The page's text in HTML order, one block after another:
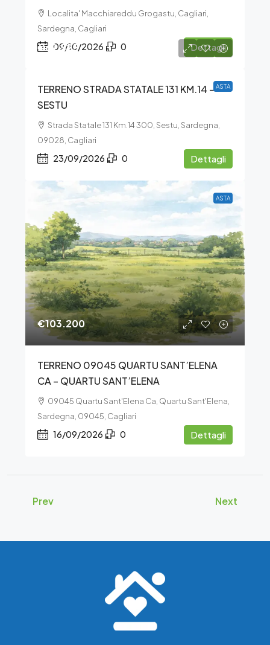
Localita' Macchiareddu Grogastu, Cagliari,
Sardegna, Cagliari
09/10/2026 0 Dettagli
ASTA
€69.525
TERRENO STRADA STATALE 131 KM.14 –
SESTU
Strada Statale 131 Km.14 300, Sestu, Sardegna,
09028, Cagliari
23/09/2026 0 Dettagli
ASTA
€103.200
TERRENO 09045 QUARTU SANT’ELENA
CA – QUARTU SANT’ELENA
09045 Quartu Sant'Elena Ca, Quartu Sant'Elena,
Sardegna, 09045, Cagliari
16/09/2026 0 Dettagli
Prev Next